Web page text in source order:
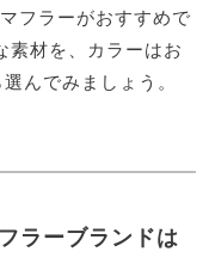
フラーがおすすめで
素材を、カラーはお
んでみましょう。
ラーブランドは